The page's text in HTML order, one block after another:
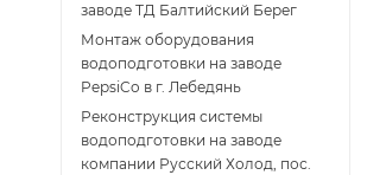
заводе ТД Балтийский Берег
Монтаж оборудования
водоподготовки на заводе
PepsiCo в г. Лебедянь
Реконструкция системы
водоподготовки на заводе
компании Русский Холод, пос.